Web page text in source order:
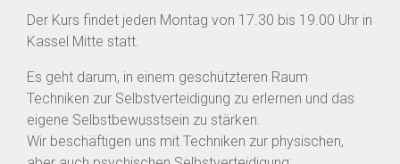
Der Kurs findet jeden Montag von 17.30 bis 19.00 Uhr in
Kassel Mitte statt.
Es geht darum, in einem geschützteren Raum
Techniken zur Selbstverteidigung zu erlernen und das
eigene Selbstbewusstsein zu stärken.
Wir beschäftigen uns mit Techniken zur physischen,